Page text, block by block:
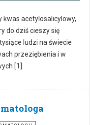
kwas acetylosalicylowy,
do dziś cieszy się
ludzi na świecie
przeziębienia i w
[1].